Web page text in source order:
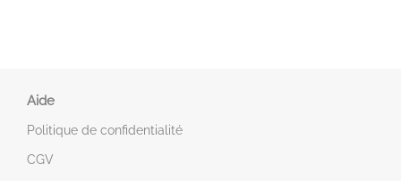
Aide
Politique de confidentialité
CGV